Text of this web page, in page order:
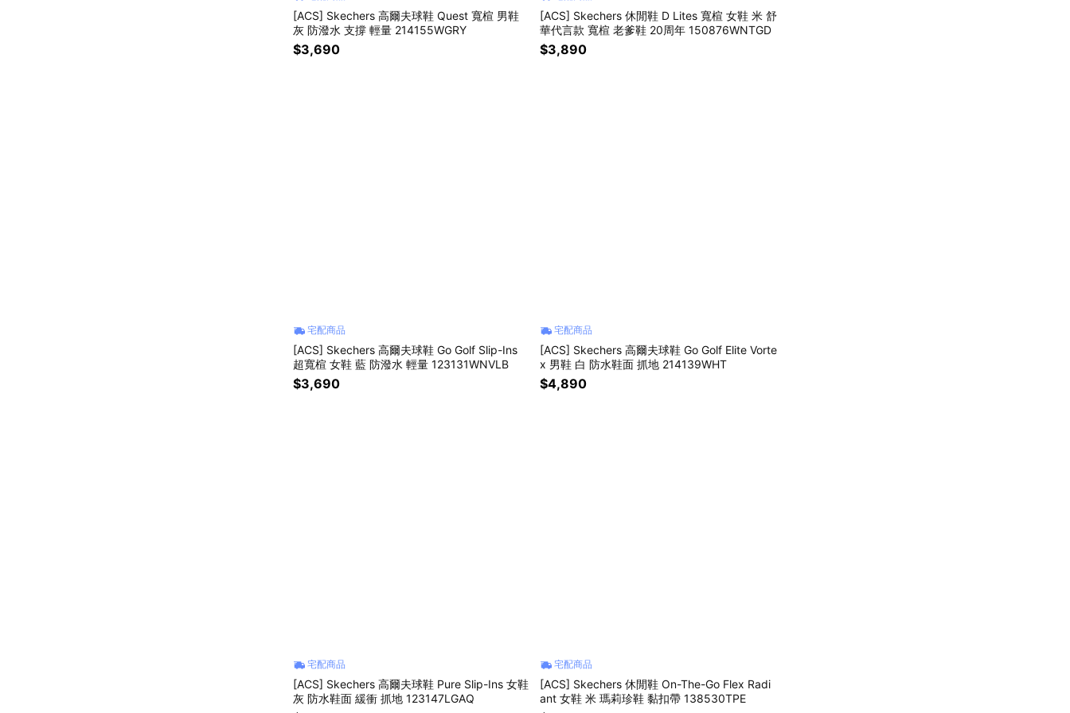
[ACS] Skechers 高爾夫球鞋 Quest 寬楦 男鞋
灰 防潑水 支撐 輕量 214155WGRY
$3,690
[ACS] Skechers 休閒鞋 D Lites 寬楦 女鞋 米 舒
華代言款 寬楦 老爹鞋 20周年 150876WNTGD
$3,890
宅配商品
[ACS] Skechers 高爾夫球鞋 Go Golf Slip-Ins
超寬楦 女鞋 藍 防潑水 輕量 123131WNVLB
$3,690
宅配商品
[ACS] Skechers 高爾夫球鞋 Go Golf Elite Vorte
x 男鞋 白 防水鞋面 抓地 214139WHT
$4,890
宅配商品
[ACS] Skechers 高爾夫球鞋 Pure Slip-Ins 女鞋
灰 防水鞋面 緩衝 抓地 123147LGAQ
宅配商品
[ACS] Skechers 休閒鞋 On-The-Go Flex Radi
ant 女鞋 米 瑪莉珍鞋 黏扣帶 138530TPE